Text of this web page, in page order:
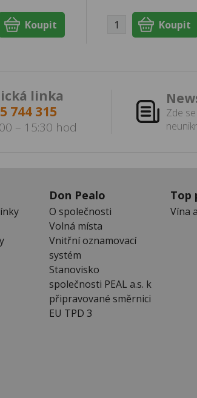
linka
744 315
– 15:30 hod
Zde
Don Pealo
O společnosti
Volná místa
Vnitřní oznamovací
systém
Stanovisko
společnosti PEAL a.s. k
připravované směrnici
EU TPD 3
Top
Vína